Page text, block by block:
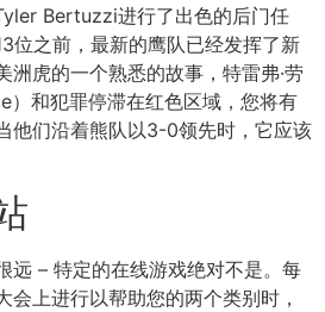
Bertuzzi进行了出色的后门任
位之前，最新的鹰队已经发挥了新
洲虎的一个熟悉的故事，特雷弗·劳
和犯罪停滞在红色区域，您将有
他们沿着熊队以3-0领先时，它应该
远 – 特定的在线游戏绝对不是。每
会上进行以帮助您的两个类别时，